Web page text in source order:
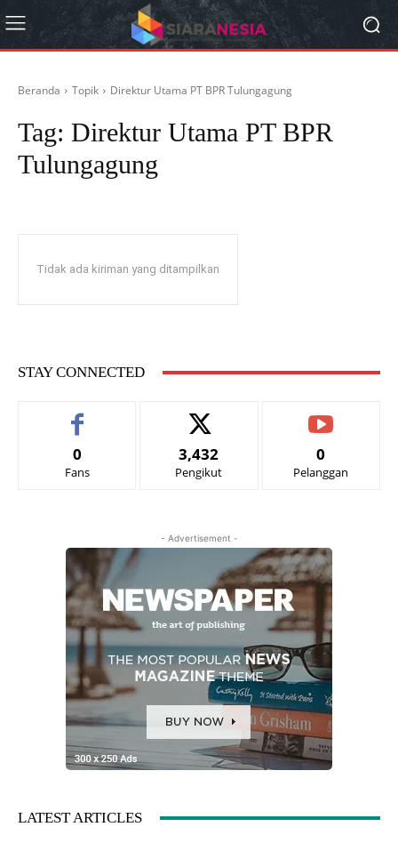
Beranda Topik Direktur Utama PT BPR Tulungagung
Tag: Direktur Utama PT BPR
Tulungagung
Tidak ada kiriman yang ditampilkan
STAY CONNECTED
0
Fans
3,432
Pengikut
0
Pelanggan
- Advertisement -
LATEST ARTICLES